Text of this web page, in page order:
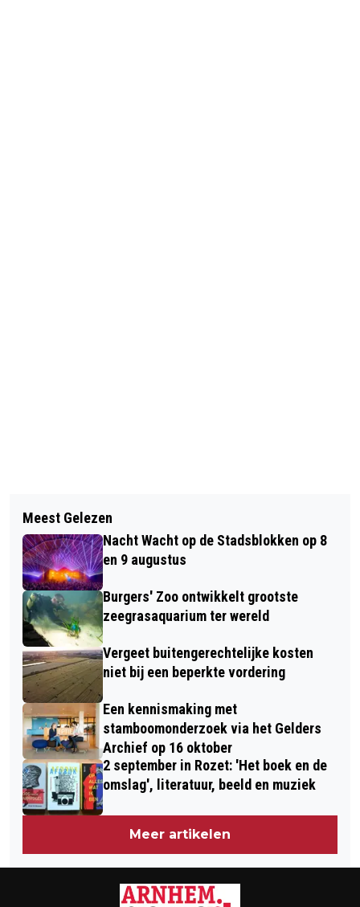
ONDERWIJSMARKT REGIO ARNHEM
OP 17 APRIL
DUURZAAM MOBILITEITSPLAN NAAR
DE RAAD
Meest Gelezen
Nacht Wacht op de Stadsblokken op 8
en 9 augustus
Burgers' Zoo ontwikkelt grootste
zeegrasaquarium ter wereld
Vergeet buitengerechtelijke kosten
niet bij een beperkte vordering
Een kennismaking met
stamboomonderzoek via het Gelders
Archief op 16 oktober
2 september in Rozet: 'Het boek en de
omslag', literatuur, beeld en muziek
Meer artikelen